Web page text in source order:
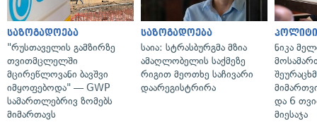
საზოგადოება
"რუსთაველის გამზირზე
თვითმცლელში
მცირეწლოვანი ბავშვი
იმყოფებოდა" — GWP
სამართლებრივ ზომებს
მიმართავს
საზოგადოება
საია: სტრასბურგმა მზია
ამაღლობელის საქმეზე
რიგით მეოთხე საჩივარი
დაარეგისტრირა
ნიკა
და 6
მიესაჯა